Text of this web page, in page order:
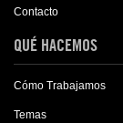
Contacto
QUÉ HACEMOS
Cómo Trabajamos
Temas